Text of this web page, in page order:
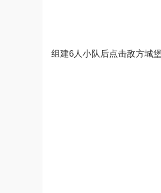
组建6人小队后点击敌方城